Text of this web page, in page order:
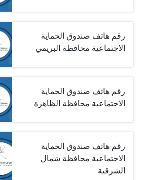
رقم هاتف صندوق الحماية
الاجتماعية محافظة البريمي
رقم هاتف صندوق الحماية
الاجتماعية محافظة الظاهرة
رقم هاتف صندوق الحماية
الاجتماعية محافظة شمال
الشرقية